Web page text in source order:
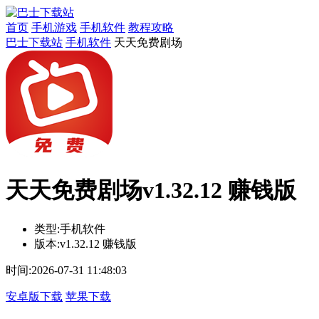
首页 手机游戏 手机软件 教程攻略
巴士下载站 手机软件 天天免费剧场
天天免费剧场v1.32.12 赚钱版
类型:手机软件
版本:v1.32.12 赚钱版
时间:2026-07-31 11:48:03
安卓版下载 苹果下载